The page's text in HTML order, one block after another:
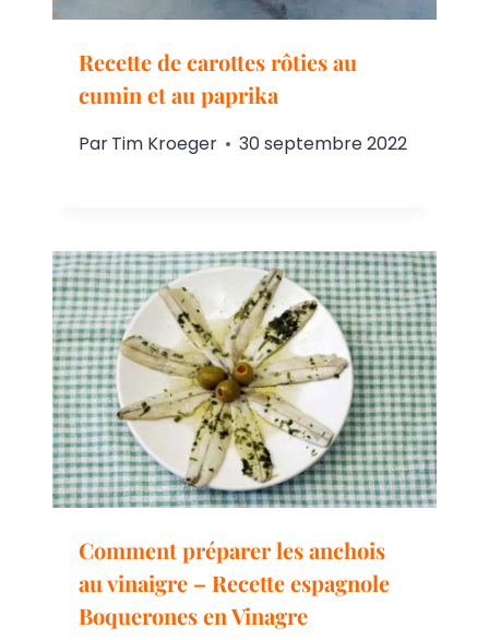
Recette de carottes rôties au
cumin et au paprika
ParTim Kroeger 30 septembre 2022
Comment préparer les anchois
au vinaigre – Recette espagnole
Boquerones en Vinagre